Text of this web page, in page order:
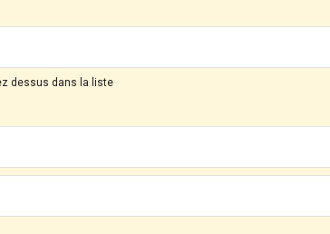
dessus dans la liste